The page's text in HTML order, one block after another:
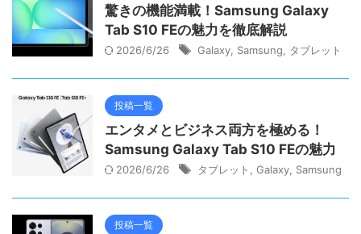
驚きの機能満載！Samsung Galaxy
Tab S10 FEの魅力を徹底解説
2026/6/26 Galaxy Samsung タブレット
投稿一覧
エンタメとビジネス両方を極める！
Samsung Galaxy Tab S10 FEの魅力
2026/6/26 タブレット Galaxy Samsung
投稿一覧